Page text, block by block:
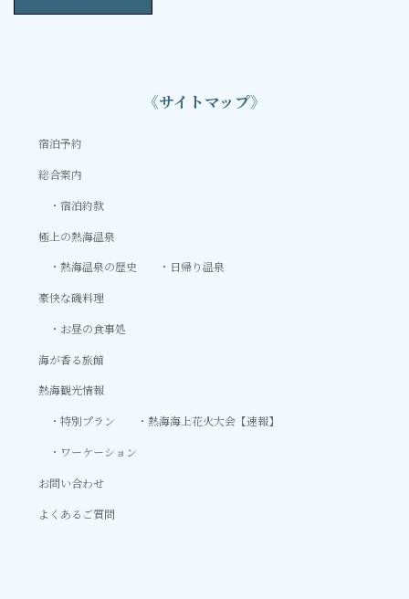
《サイトマップ》
宿泊予約
総合案内
宿泊約款
極上の熱海温泉
熱海温泉の歴史
日帰り温泉
豪快な磯料理
お昼の食事処
海が香る旅館
熱海観光情報
特別プラン
熱海海上花火大会【速報】
ワーケーション
お問い合わせ
よくあるご質問